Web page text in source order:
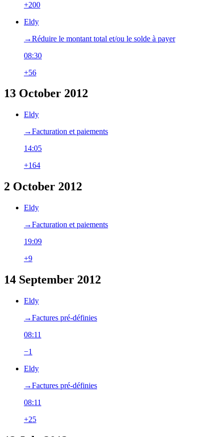
+200
Eldy
→‎Réduire le montant total et/ou le solde à payer
08:30
+56
13 October 2012
Eldy
→‎Facturation et paiements
14:05
+164
2 October 2012
Eldy
→‎Facturation et paiements
19:09
+9
14 September 2012
Eldy
→‎Factures pré-définies
08:11
−1
Eldy
→‎Factures pré-définies
08:11
+25